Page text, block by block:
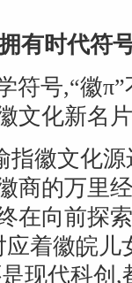
有时代符
符号,“徽
文化新名
指徽文化
商的万里
在向前探
着徽皖儿
现代科创,